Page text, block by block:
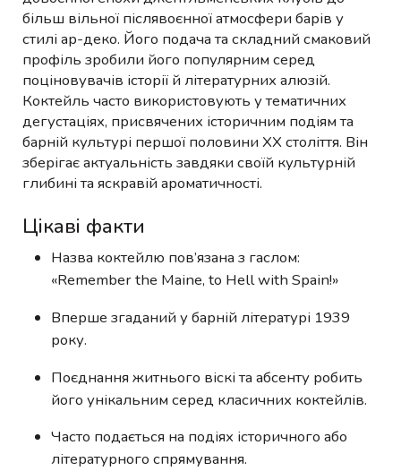
більш вільної післявоєнної атмосфери барів у
стилі ар-деко. Його подача та складний смаковий
профіль зробили його популярним серед
поціновувачів історії й літературних алюзій.
Коктейль часто використовують у тематичних
дегустаціях, присвячених історичним подіям та
барній культурі першої половини XX століття. Він
зберігає актуальність завдяки своїй культурній
глибині та яскравій ароматичності.
Цікаві факти
Назва коктейлю пов’язана з гаслом:
«Remember the Maine, to Hell with Spain!»
Вперше згаданий у барній літературі 1939
року.
Поєднання житнього віскі та абсенту робить
його унікальним серед класичних коктейлів.
Часто подається на подіях історичного або
літературного спрямування.